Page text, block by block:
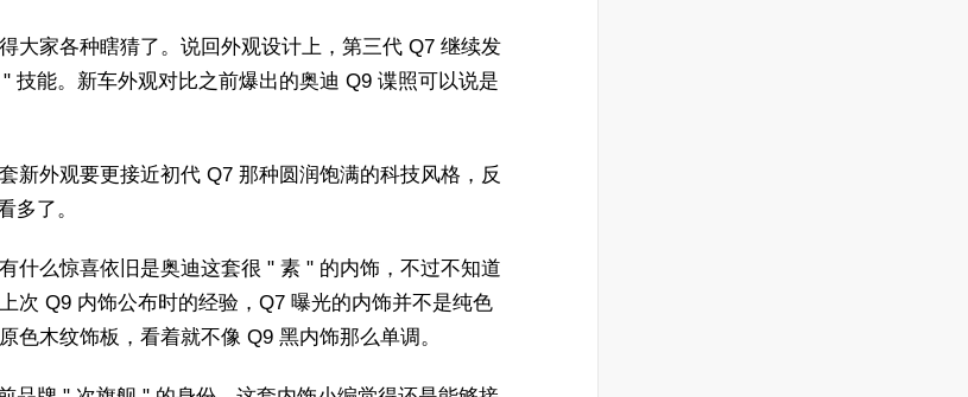
大家各种瞎猜了。说回外观设计上，第三代 Q7 继续发
技能。新车外观对比之前爆出的奥迪 Q9 谍照可以说是
新外观要更接近初代 Q7 那种圆润饱满的科技风格，反
多了。
什么惊喜依旧是奥迪这套很 " 素 " 的内饰，不过不知道
次 Q9 内饰公布时的经验，Q7 曝光的内饰并不是纯色
色木纹饰板，看着就不像 Q9 黑内饰那么单调。